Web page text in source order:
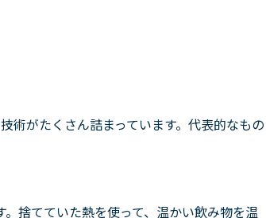
術がたくさん詰まっています。代表的なもの
捨てていた熱を使って、温かい飲み物を温